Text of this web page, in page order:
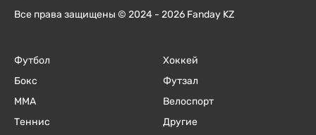
Все права защищены © 2024 - 2026 Fanday KZ
Футбол
Бокс
ММА
Теннис
Хоккей
Футзал
Велоспорт
Другие